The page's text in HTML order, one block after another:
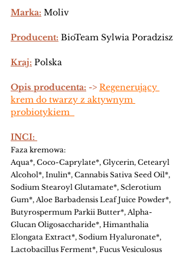
Marka: Moliv
Producent: BioTeam Sylwia Poradzisz
Kraj: Polska
Opis producenta: -> Regenerujący
krem do twarzy z aktywnym
probiotykiem
INCI:
Faza kremowa:
Aqua*, Coco-Caprylate*, Glycerin, Cetearyl
Alcohol*, Inulin*, Cannabis Sativa Seed Oil*,
Sodium Stearoyl Glutamate*, Sclerotium
Gum*, Aloe Barbadensis Leaf Juice Powder*,
Butyrospermum Parkii Butter*, Alpha-
Glucan Oligosaccharide*, Himanthalia
Elongata Extract*, Sodium Hyaluronate*,
Lactobacillus Ferment*, Fucus Vesiculosus